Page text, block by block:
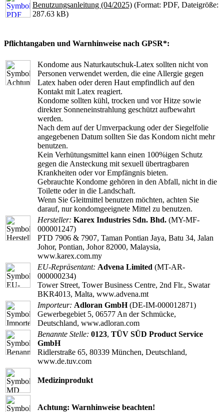
Benutzungsanleitung (04/2025) (Format: PDF, Dateigröße:
287.63 kB)
Pflichtangaben und Warnhinweise nach GPSR*:
Kondome aus Naturkautschuk-Latex sollten nicht von
Personen verwendet werden, die eine Allergie gegen
Latex haben oder deren Haut empfindlich auf den
Kontakt mit Latex reagiert.
Kondome sollten kühl, trocken und vor Hitze sowie
direkter Sonneneinstrahlung geschützt aufbewahrt
werden.
Nach dem auf der Umverpackung oder der Siegelfolie
angegebenen Datum sollten Sie das Kondom nicht mehr
benutzen.
Kein Verhütungsmittel kann einen 100%igen Schutz
gegen die Ansteckung mit sexuell übertragbaren
Krankheiten oder vor Empfängnis bieten.
Gebrauchte Kondome gehören in den Abfall, nicht in die
Toilette oder in die Landschaft.
Wenn Sie Gleitmittel benutzen möchten, achten Sie
darauf, nur kondomgeeignete Mittel zu benutzen.
Hersteller: Karex Industries Sdn. Bhd. (MY-MF-
000001247)
PTD 7906 & 7907, Taman Pontian Jaya, Batu 34, Jalan
Johor, Pontian, Johor 82000, Malaysia,
www.karex.com.my
EU-Repräsentant: Advena Limited (MT-AR-
000000234)
Tower Street, Tower Business Centre, 2nd Flr., Swatar
BKR4013, Malta, www.advena.mt
Importeur: Adloran GmbH(DE-IM-000012871)
Gewerbegebiet 5, 06577 An der Schmücke,
Deutschland, www.adloran.com
Benannte Stelle: 0123, TÜV SÜD Product Service
GmbH
Ridlerstraße 65, 80339 München, Deutschland,
www.de.tuv.com
Medizinprodukt
Achtung: Warnhinweise beachten!